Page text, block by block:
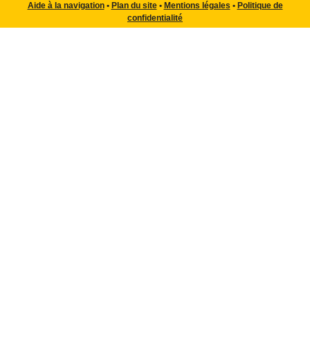
Aide à la navigation• Plan du site• Mentions légales • Politique de
confidentialité